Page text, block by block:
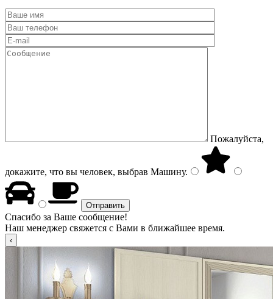
Пожалуйста,
докажите, что вы человек, выбрав Машину.
Спасибо за Ваше сообщение!
Наш менеджер свяжется с Вами в ближайшее время.